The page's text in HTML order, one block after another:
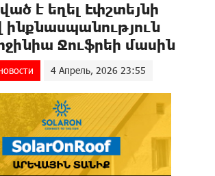
է եղել Էփշտեյնի
Ջուֆրեի մասին
4 Апрель, 2026 23:55